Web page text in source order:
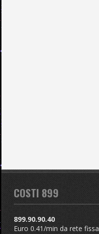
COSTI 899
899.90.90.40
Euro 0.41/min da rete fissa